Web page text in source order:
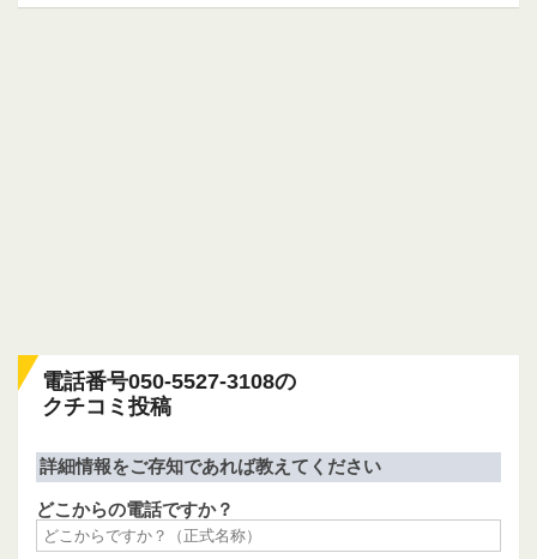
電話番号050-5527-3108の
クチコミ投稿
詳細情報をご存知であれば教えてください
どこからの電話ですか？